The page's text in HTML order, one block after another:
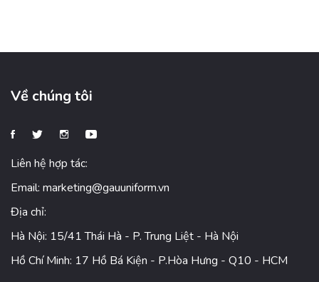
Về chúng tôi
Liên hệ hợp tác:
Email: marketing@gauuniform.vn
Địa chỉ:
Hà Nội: 15/41 Thái Hà - P. Trung Liệt - Hà Nội
Hồ Chí Minh: 17 Hồ Bá Kiện - P.Hòa Hưng - Q10 - HCM